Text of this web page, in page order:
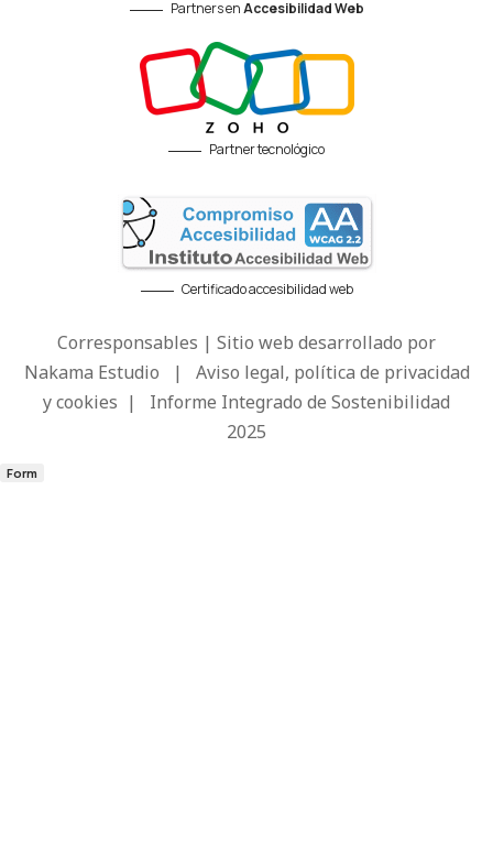
Partners enAccesibilidad Web
Partner tecnológico
Certificado accesibilidad web
Corresponsables | Sitio web desarrollado por
Nakama Estudio | Aviso legal, política de privacidad
y cookies | Informe Integrado de Sostenibilidad
2025
Form